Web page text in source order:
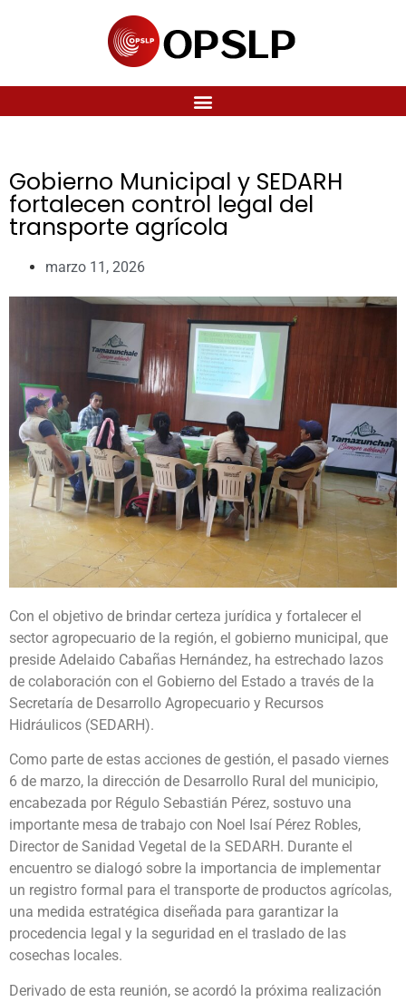
Gobierno Municipal y SEDARH
fortalecen control legal del
transporte agrícola
marzo 11, 2026
Con el objetivo de brindar certeza jurídica y fortalecer el
sector agropecuario de la región, el gobierno municipal, que
preside Adelaido Cabañas Hernández, ha estrechado lazos
de colaboración con el Gobierno del Estado a través de la
Secretaría de Desarrollo Agropecuario y Recursos
Hidráulicos (SEDARH).
Como parte de estas acciones de gestión, el pasado viernes
6 de marzo, la dirección de Desarrollo Rural del municipio,
encabezada por Régulo Sebastián Pérez, sostuvo una
importante mesa de trabajo con Noel Isaí Pérez Robles,
Director de Sanidad Vegetal de la SEDARH. Durante el
encuentro se dialogó sobre la importancia de implementar
un registro formal para el transporte de productos agrícolas,
una medida estratégica diseñada para garantizar la
procedencia legal y la seguridad en el traslado de las
cosechas locales.
Derivado de esta reunión, se acordó la próxima realización